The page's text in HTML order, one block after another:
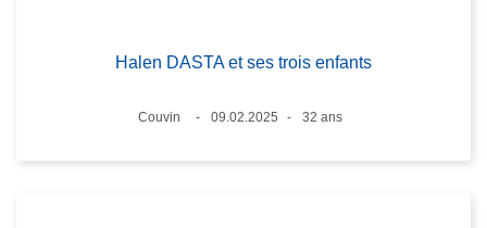
Halen DASTA et ses trois enfants
Lieux
Couvin
09.02.2025
32 ans